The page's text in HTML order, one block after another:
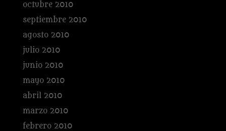
octubre 2010
septiembre 2010
agosto 2010
julio 2010
junio 2010
mayo 2010
abril 2010
marzo 2010
febrero 2010